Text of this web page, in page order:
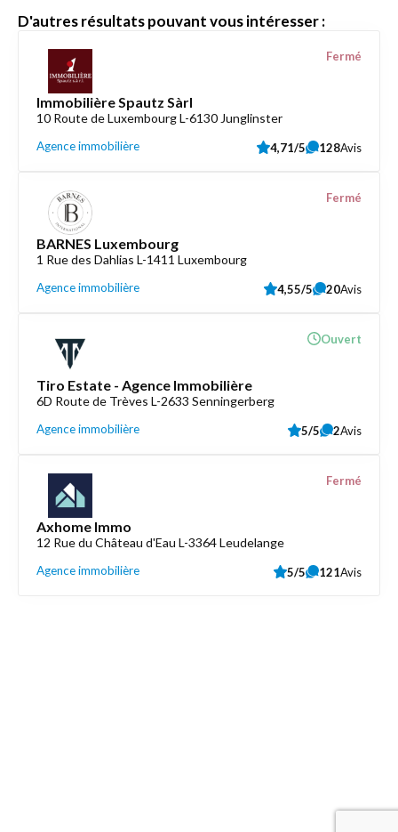
D'autres résultats pouvant vous intéresser :
Immobilière Spautz Sàrl
10 Route de Luxembourg L-6130 Junglinster
Agence immobilière
Fermé
4,71/5 128Avis
BARNES Luxembourg
1 Rue des Dahlias L-1411 Luxembourg
Agence immobilière
Fermé
4,55/5 20Avis
Tiro Estate - Agence Immobilière
6D Route de Trèves L-2633 Senningerberg
Agence immobilière
Ouvert
5/5 2Avis
Axhome Immo
12 Rue du Château d'Eau L-3364 Leudelange
Agence immobilière
Fermé
5/5 121Avis